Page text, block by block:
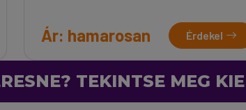
Ár: hamarosan Érdekel
TEKINTSE MEG